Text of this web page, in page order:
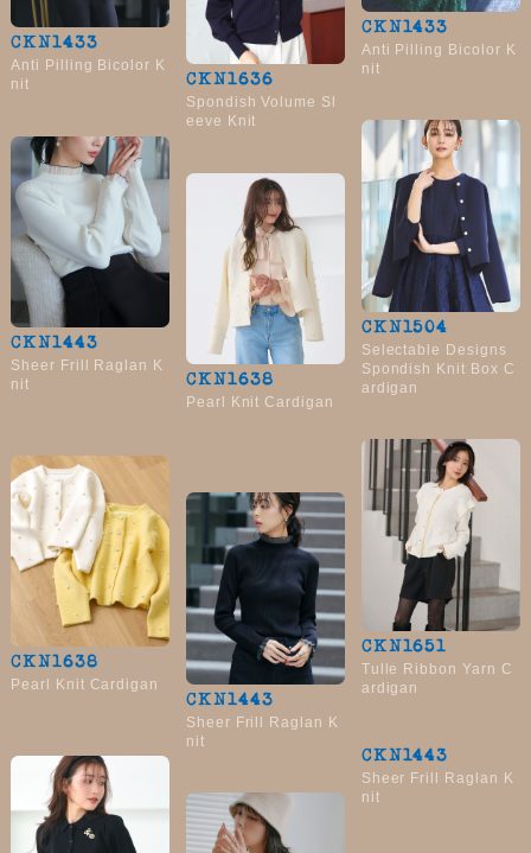
CKN1433
Anti Pilling Bicolor K
nit
CKN1636
Spondish Volume Sl
eeve Knit
CKN1433
Anti Pilling Bicolor K
nit
CKN1443
Sheer Frill Raglan K
nit
CKN1638
Pearl Knit Cardigan
CKN1504
Selectable Designs
Spondish Knit Box C
ardigan
CKN1638
Pearl Knit Cardigan
CKN1443
Sheer Frill Raglan K
nit
CKN1651
Tulle Ribbon Yarn C
ardigan
CKN1443
Sheer Frill Raglan K
nit